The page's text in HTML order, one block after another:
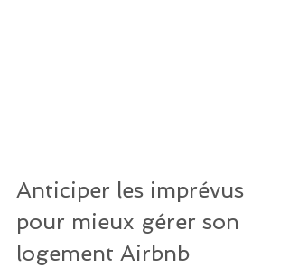
Anticiper les imprévus
pour mieux gérer son
logement Airbnb